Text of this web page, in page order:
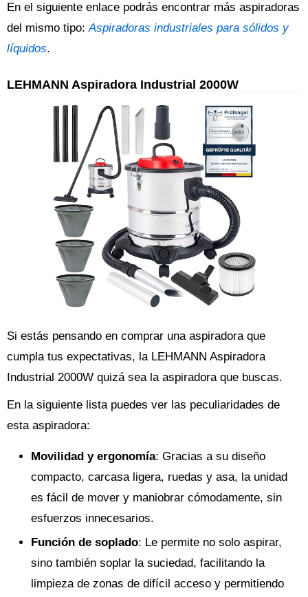
En el siguiente enlace podrás encontrar más aspiradoras
del mismo tipo:Aspiradoras industriales para sólidos y
líquidos.
LEHMANN Aspiradora Industrial 2000W
Si estás pensando en comprar una aspiradora que
cumpla tus expectativas, la LEHMANN Aspiradora
Industrial 2000W quizá sea la aspiradora que buscas.
En la siguiente lista puedes ver las peculiaridades de
esta aspiradora:
Movilidad y ergonomía: Gracias a su diseño
compacto, carcasa ligera, ruedas y asa, la unidad
es fácil de mover y maniobrar cómodamente, sin
esfuerzos innecesarios.
Función de soplado: Le permite no solo aspirar,
sino también soplar la suciedad, facilitando la
limpieza de zonas de difícil acceso y permitiendo